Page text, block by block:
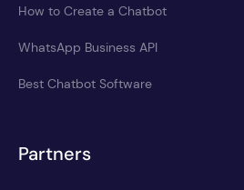
How to Create a Chatbot
WhatsApp Business API
Best Chatbot Software
Partners